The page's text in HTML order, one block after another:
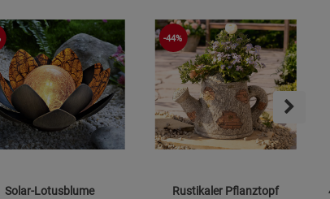
Solar-Lotusblume
-44%
Rustikaler Pflanztopf